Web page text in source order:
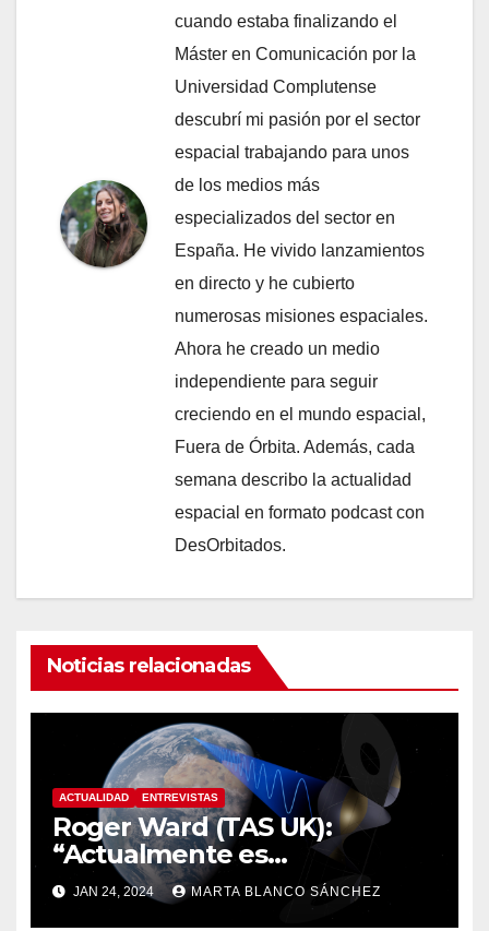
cuando estaba finalizando el
Máster en Comunicación por la
Universidad Complutense
descubrí mi pasión por el sector
espacial trabajando para unos
de los medios más
especializados del sector en
España. He vivido lanzamientos
en directo y he cubierto
numerosas misiones espaciales.
Ahora he creado un medio
independiente para seguir
creciendo en el mundo espacial,
Fuera de Órbita. Además, cada
semana describo la actualidad
espacial en formato podcast con
DesOrbitados.
Noticias relacionadas
ACTUALIDAD ENTREVISTAS
Roger Ward (TAS UK):
“Actualmente es
técnicamente viable
transportar recursos del
JAN 24, 2024 MARTA BLANCO SÁNCHEZ